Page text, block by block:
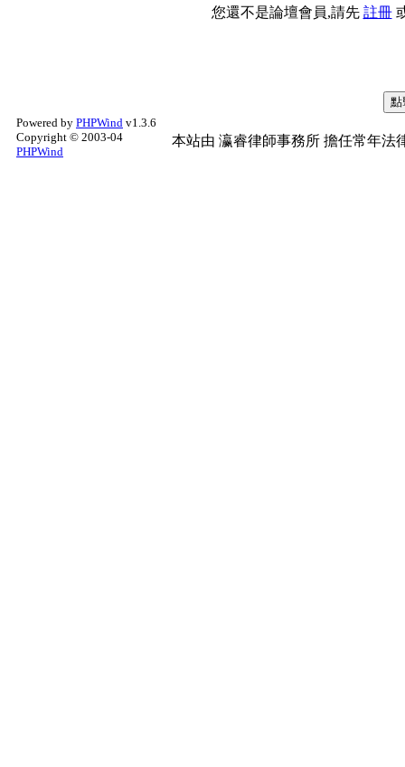
您還不是論壇會員,請先 註冊
Powered by PHPWind v1.3.6
Copyright © 2003-04
PHPWind
本站由 瀛睿律師事務所 擔任常年法